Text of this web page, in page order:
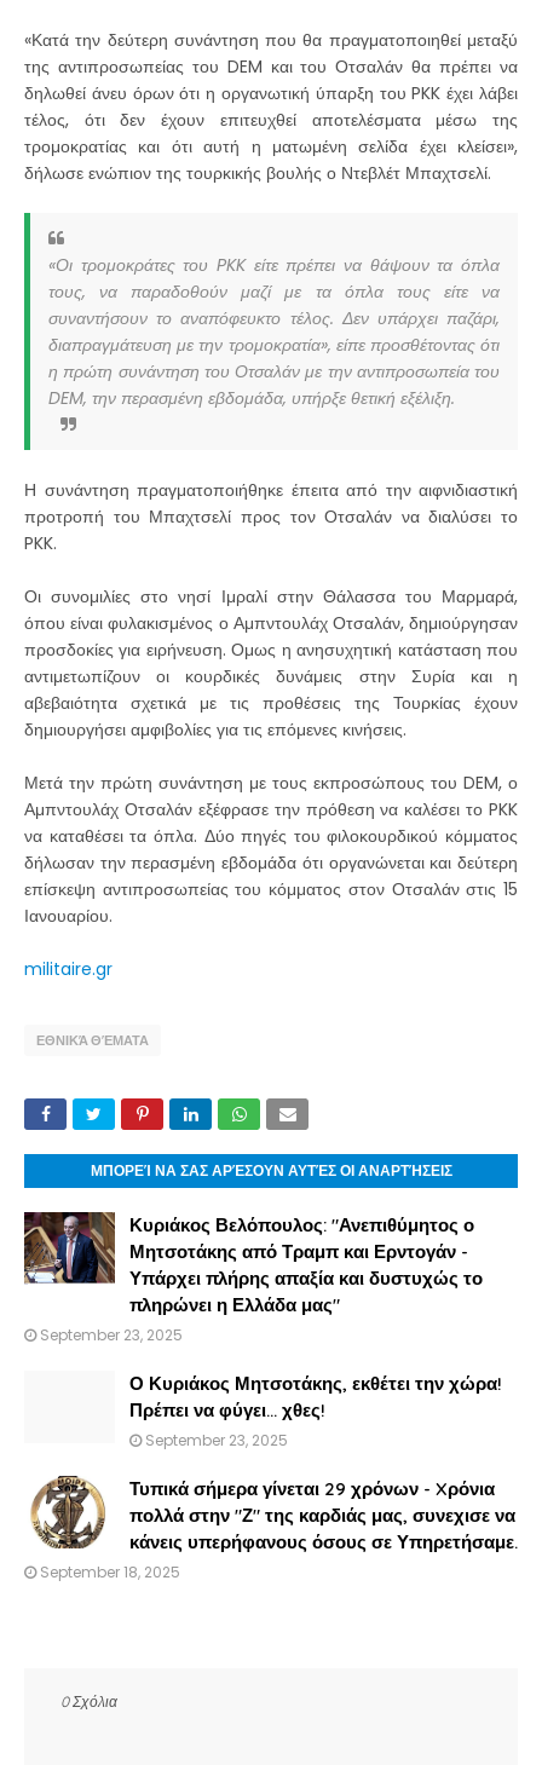
«Κατά την δεύτερη συνάντηση που θα πραγματοποιηθεί μεταξύ
της αντιπροσωπείας του DEM και του Οτσαλάν θα πρέπει να
δηλωθεί άνευ όρων ότι η οργανωτική ύπαρξη του PKK έχει λάβει
τέλος, ότι δεν έχουν επιτευχθεί αποτελέσματα μέσω της
τρομοκρατίας και ότι αυτή η ματωμένη σελίδα έχει κλείσει»,
δήλωσε ενώπιον της τουρκικής βουλής ο Ντεβλέτ Μπαχτσελί.
«Οι τρομοκράτες του PKK είτε πρέπει να θάψουν τα όπλα
τους, να παραδοθούν μαζί με τα όπλα τους είτε να
συναντήσουν το αναπόφευκτο τέλος. Δεν υπάρχει παζάρι,
διαπραγμάτευση με την τρομοκρατία», είπε προσθέτοντας ότι
η πρώτη συνάντηση του Οτσαλάν με την αντιπροσωπεία του
DEM, την περασμένη εβδομάδα, υπήρξε θετική εξέλιξη.
Η συνάντηση πραγματοποιήθηκε έπειτα από την αιφνιδιαστική
προτροπή του Μπαχτσελί προς τον Οτσαλάν να διαλύσει το
PKK.
Οι συνομιλίες στο νησί Ιμραλί στην Θάλασσα του Μαρμαρά,
όπου είναι φυλακισμένος ο Αμπντουλάχ Οτσαλάν, δημιούργησαν
προσδοκίες για ειρήνευση. Ομως η ανησυχητική κατάσταση που
αντιμετωπίζουν οι κουρδικές δυνάμεις στην Συρία και η
αβεβαιότητα σχετικά με τις προθέσεις της Τουρκίας έχουν
δημιουργήσει αμφιβολίες για τις επόμενες κινήσεις.
Μετά την πρώτη συνάντηση με τους εκπροσώπους του DEM, ο
Αμπντουλάχ Οτσαλάν εξέφρασε την πρόθεση να καλέσει το PKK
να καταθέσει τα όπλα. Δύο πηγές του φιλοκουρδικού κόμματος
δήλωσαν την περασμένη εβδομάδα ότι οργανώνεται και δεύτερη
επίσκεψη αντιπροσωπείας του κόμματος στον Οτσαλάν στις 15
Ιανουαρίου.
militaire.gr
ΕΘΝΙΚΆ ΘΈΜΑΤΑ
ΜΠΟΡΕΊ ΝΑ ΣΑΣ ΑΡΈΣΟΥΝ ΑΥΤΈΣ ΟΙ ΑΝΑΡΤΉΣΕΙΣ
Κυριάκος Βελόπουλος: "Ανεπιθύμητος ο
Μητσοτάκης από Τραμπ και Ερντογάν -
Υπάρχει πλήρης απαξία και δυστυχώς το
πληρώνει η Ελλάδα μας"
September 23, 2025
Ο Κυριάκος Μητσοτάκης, εκθέτει την χώρα!
Πρέπει να φύγει… χθες!
September 23, 2025
Τυπικά σήμερα γίνεται 29 χρόνων - Xρόνια
πολλά στην "Ζ" της καρδιάς μας, συνεχισε να
κάνεις υπερήφανους όσους σε Υπηρετήσαμε.
September 18, 2025
0 Σχόλια